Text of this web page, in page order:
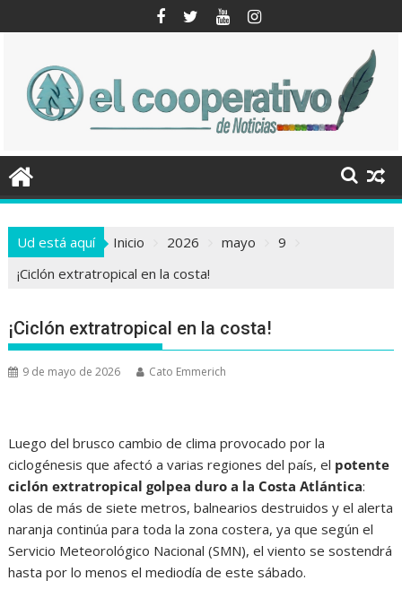
al
Ud está aquí Inicio 2026 mayo
9
¡Ciclón extratropical en la costa!
¡Ciclón extratropical en la costa!
9 de mayo de 2026 Cato Emmerich
Luego del brusco cambio de clima provocado por la
ciclogénesis que afectó a varias regiones del país, el potente
ciclón extratropical golpea duro a la Costa Atlántica:
olas de más de siete metros, balnearios destruidos y el alerta
naranja continúa para toda la zona costera, ya que según el
Servicio Meteorológico Nacional (SMN), el viento se sostendrá
hasta por lo menos el mediodía de este sábado.